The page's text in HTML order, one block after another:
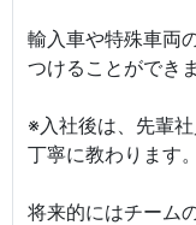
輸入車や特殊車両
つけることができま
※入社後は、先輩
丁寧に教わります。
将来的にはチーム